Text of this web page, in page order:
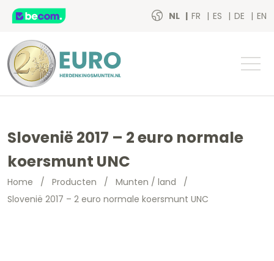
NL FR ES DE EN
Slovenië 2017 – 2 euro normale
koersmunt UNC
Home / Producten / Munten / land /
Slovenië 2017 – 2 euro normale koersmunt UNC